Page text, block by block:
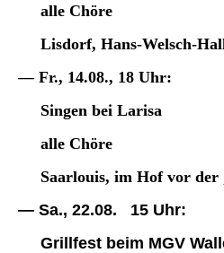
alle Chöre
Lisdorf, Hans-Welsch-
— Fr., 14.08., 18 Uhr:
Singen bei Larisa
alle Chöre
Saarlouis, im Hof vor der
— Sa., 22.08. 15 Uhr:
Grillfest beim MGV